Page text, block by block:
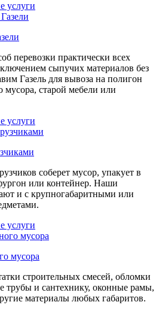
услуги
перевозки практически всех
сыпучих материалов без
Газель для вывоза на полигон
мусора, старой мебели или
услуги
соберет мусор, упакует в
или контейнер. Наши
и с крупногабаритными или
услуги
мусора
строительных смесей, обломки
трубы и сантехнику, оконные рамы,
материалы любых габаритов.